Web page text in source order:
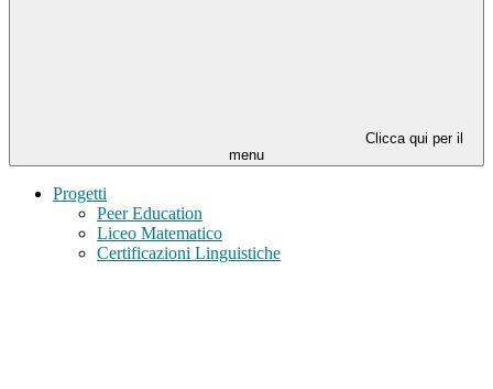
Clicca qui per il
menu
Progetti
Peer Education
Liceo Matematico
Certificazioni Linguistiche